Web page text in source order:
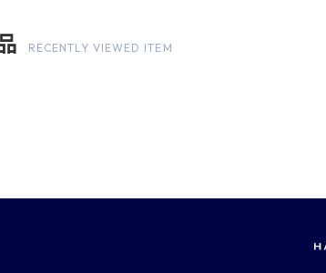
RECENTLY VIEWED ITEM